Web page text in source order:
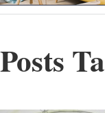
Posts